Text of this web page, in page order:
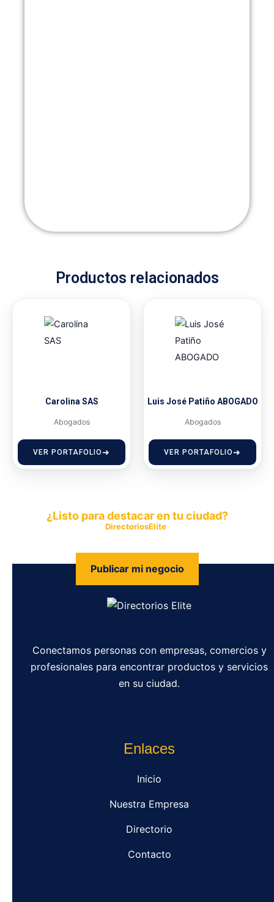
Productos relacionados
Carolina SAS
Abogados
VER PORTAFOLIO
Luis José Patiño ABOGADO
Abogados
VER PORTAFOLIO
¿Listo para destacar en tu ciudad?
DirectoriosElite
Publicar mi negocio
Conectamos personas con empresas, comercios y
profesionales para encontrar productos y servicios
en su ciudad.
Enlaces
Inicio
Nuestra Empresa
Directorio
Contacto